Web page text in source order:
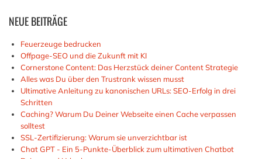
NEUEBEITRÄGE
Feuerzeuge bedrucken
Offpage-SEO und die Zukunft mit KI
Cornerstone Content: Das Herzstück deiner Content Strategie
Alles was Du über den Trustrank wissen musst
Ultimative Anleitung zu kanonischen URLs: SEO-Erfolg in drei
Schritten
Caching? Warum Du Deiner Webseite einen Cache verpassen
solltest
SSL-Zertifizierung: Warum sie unverzichtbar ist
Chat GPT - Ein 5-Punkte-Überblick zum ultimativen Chatbot